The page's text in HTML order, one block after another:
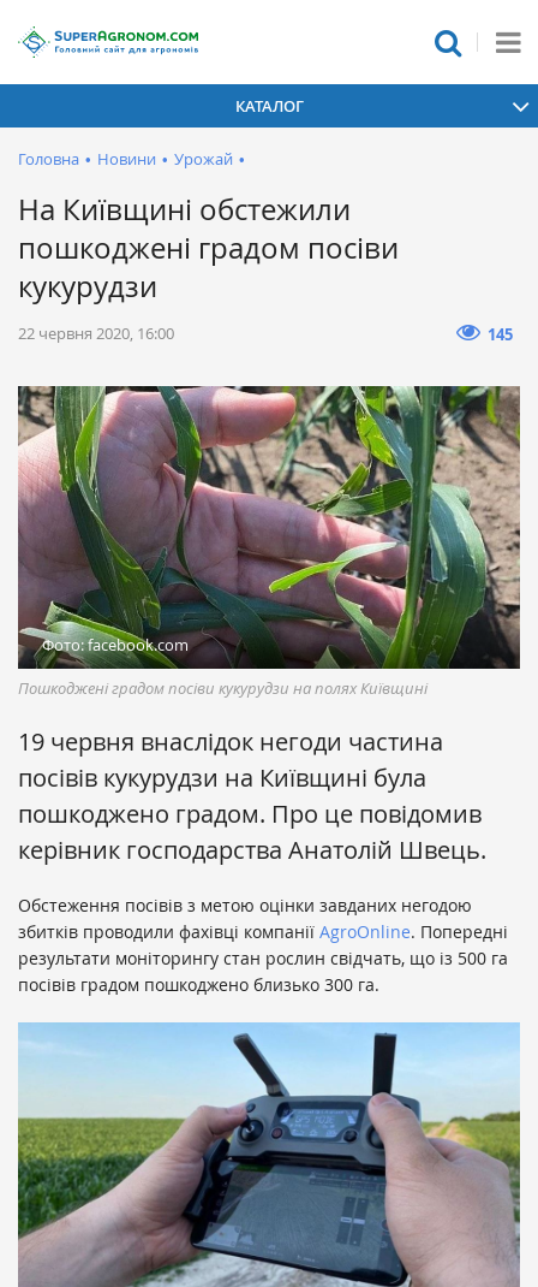
КАТАЛОГ
Головна • Новини • Урожай •
На Київщині обстежили
пошкоджені градом посіви
кукурудзи
22 червня 2020, 16:00 145
Фото: facebook.com
Пошкоджені градом посіви кукурудзи на полях Київщині
19 червня внаслідок негоди частина
посівів кукурудзи на Київщині була
пошкоджено градом. Про це повідомив
керівник господарства Анатолій Швець.
Обстеження посівів з метою оцінки завданих негодою
збитків проводили фахівці компанії AgroOnline. Попередні
результати моніторингу стан рослин свідчать, що із 500 га
посівів градом пошкоджено близько 300 га.